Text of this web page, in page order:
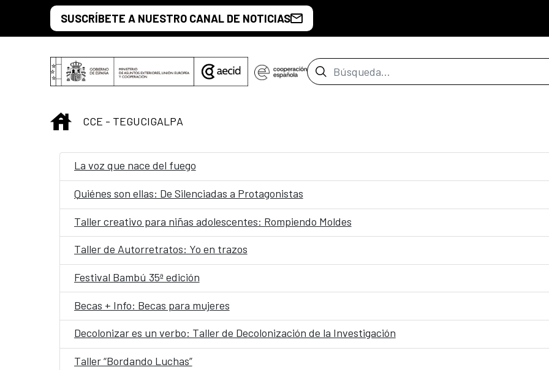
Saltar al contenido principal
SUSCRÍBETE A NUESTRO CANAL DE NOTICIAS
Barra de búsqueda
INICIO
CCE - TEGUCIGALPA
La voz que nace del fuego
Quiénes son ellas: De Silenciadas a Protagonistas
Taller creativo para niñas adolescentes: Rompiendo Moldes
Taller de Autorretratos: Yo en trazos
Festival Bambú 35ª edición
Becas + Info: Becas para mujeres
Decolonizar es un verbo: Taller de Decolonización de la Investigación
Taller “Bordando Luchas”